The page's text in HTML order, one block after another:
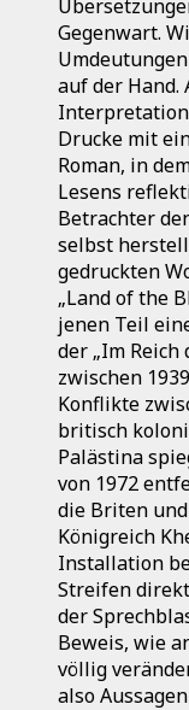
Gegenwart.
auf der Hand.
Drucke mit
Roman, in
Lesens
Betrachter
selbst
gedruckten
„Land of the
jenen Teil
der „Im Reich
zwischen
Konflikte
britisch
Palästina
von 1972
die Briten
Königreich
Installation
Streifen
der
Beweis, wie
völlig
also